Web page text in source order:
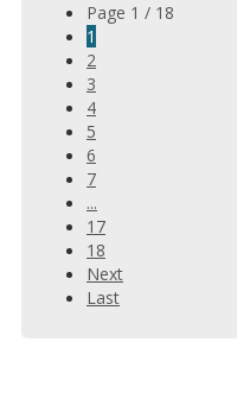
Page 1 / 18
1
2
3
4
5
6
7
...
17
18
Next
Last